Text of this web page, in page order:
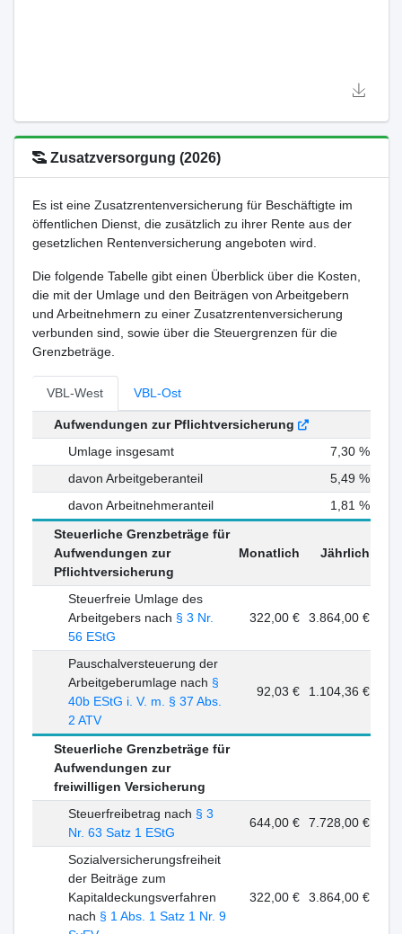
Zusatzversorgung (2026)
Es ist eine Zusatzrentenversicherung für Beschäftigte im
öffentlichen Dienst, die zusätzlich zu ihrer Rente aus der
gesetzlichen Rentenversicherung angeboten wird.
Die folgende Tabelle gibt einen Überblick über die Kosten,
die mit der Umlage und den Beiträgen von Arbeitgebern
und Arbeitnehmern zu einer Zusatzrentenversicherung
verbunden sind, sowie über die Steuergrenzen für die
Grenzbeträge.
VBL-West VBL-Ost
Aufwendungen zur Pflichtversicherung
Umlage insgesamt
7,30 %
davon Arbeitgeberanteil
5,49 %
davon Arbeitnehmeranteil
1,81 %
Steuerliche Grenzbeträge für
Aufwendungen zur
Pflichtversicherung
Monatlich Jährlich
Steuerfreie Umlage des
Arbeitgebers nach § 3 Nr.
56 EStG
322,00 € 3.864,00 €
Pauschalversteuerung der
Arbeitgeberumlage nach §
40b EStG i. V. m. § 37 Abs.
2 ATV
92,03 € 1.104,36 €
Steuerliche Grenzbeträge für
Aufwendungen zur
freiwilligen Versicherung
Steuerfreibetrag nach § 3
Nr. 63 Satz 1 EStG
644,00 € 7.728,00 €
Sozialversicherungsfreiheit
der Beiträge zum
Kapitaldeckungsverfahren
nach § 1 Abs. 1 Satz 1 Nr. 9
322,00 € 3.864,00 €